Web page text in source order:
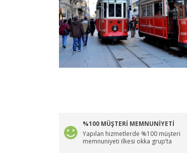
%100 MÜŞTERİ MEMNUNİYETİ
Yapılan hizmetlerde %100 müşteri
memnuniyeti ilkesi okka grup’ta